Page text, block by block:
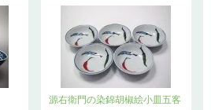
源右衛門の染錦胡椒絵小皿五客